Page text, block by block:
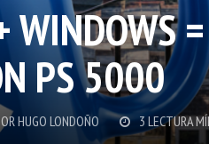
WINDOWS
PS 5000
HUGO LONDOÑO 3 LECTURA